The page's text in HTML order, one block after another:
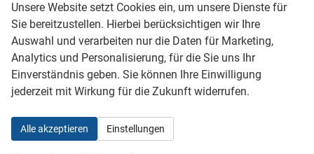
Hyundai
Kia
Sportage
Stonic
XCeed
Unsere Website setzt Cookies ein, um unsere Dienste für
Sie bereitzustellen. Hierbei berücksichtigen wir Ihre
Auswahl und verarbeiten nur die Daten für Marketing,
Analytics und Personalisierung, für die Sie uns Ihr
Einverständnis geben. Sie können Ihre Einwilligung
jederzeit mit Wirkung für die Zukunft widerrufen.
Alle akzeptieren Einstellungen